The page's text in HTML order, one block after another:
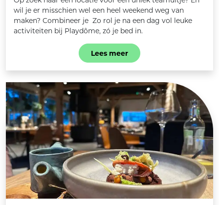
wil je er misschien wel een heel weekend weg van
maken? Combineer je Zo rol je na een dag vol leuke
activiteiten bij Playdôme, zó je bed in.
Lees meer